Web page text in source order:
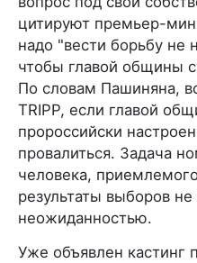
цитируют премьер-
надо "вести борьбу не
чтобы главой общины
По словам Пашиняна,
TRIPP, если главой
пророссийски
провалиться. Задача
человека,
результаты выборов не
неожиданностью.
Уже объявлен кастинг